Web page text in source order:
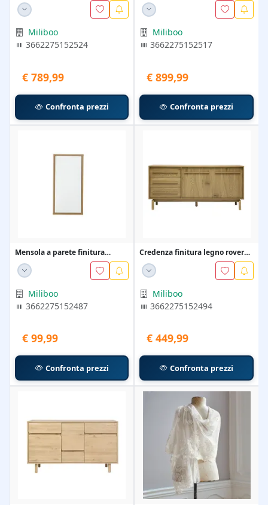
Miliboo
3662275152524
€ 789,99
Confronta prezzi
Miliboo
3662275152517
€ 899,99
Confronta prezzi
Mensola a parete finitura
bianca e legno chia...
Miliboo
3662275152487
€ 99,99
Confronta prezzi
Credenza finitura legno rovere
2 ante 3 casse...
Miliboo
3662275152494
€ 449,99
Confronta prezzi